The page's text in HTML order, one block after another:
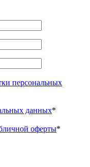
персональных
данных*
оферты*